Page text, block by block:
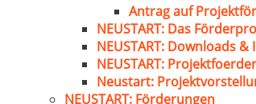
Antrag auf
NEUSTART: Das
NEUSTART: Downloads
NEUSTART:
Neustart:
NEUSTART: Förderungen